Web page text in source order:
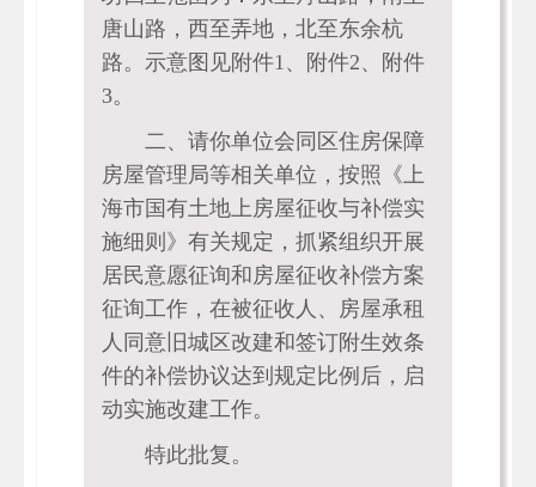
唐山路，西至弄地，北至东余杭
路。示意图见附件1、附件2、附件
3。
二、请你单位会同区住房保障
房屋管理局等相关单位，按照《上
海市国有土地上房屋征收与补偿实
施细则》有关规定，抓紧组织开展
居民意愿征询和房屋征收补偿方案
征询工作，在被征收人、房屋承租
人同意旧城区改建和签订附生效条
件的补偿协议达到规定比例后，启
动实施改建工作。
特此批复。